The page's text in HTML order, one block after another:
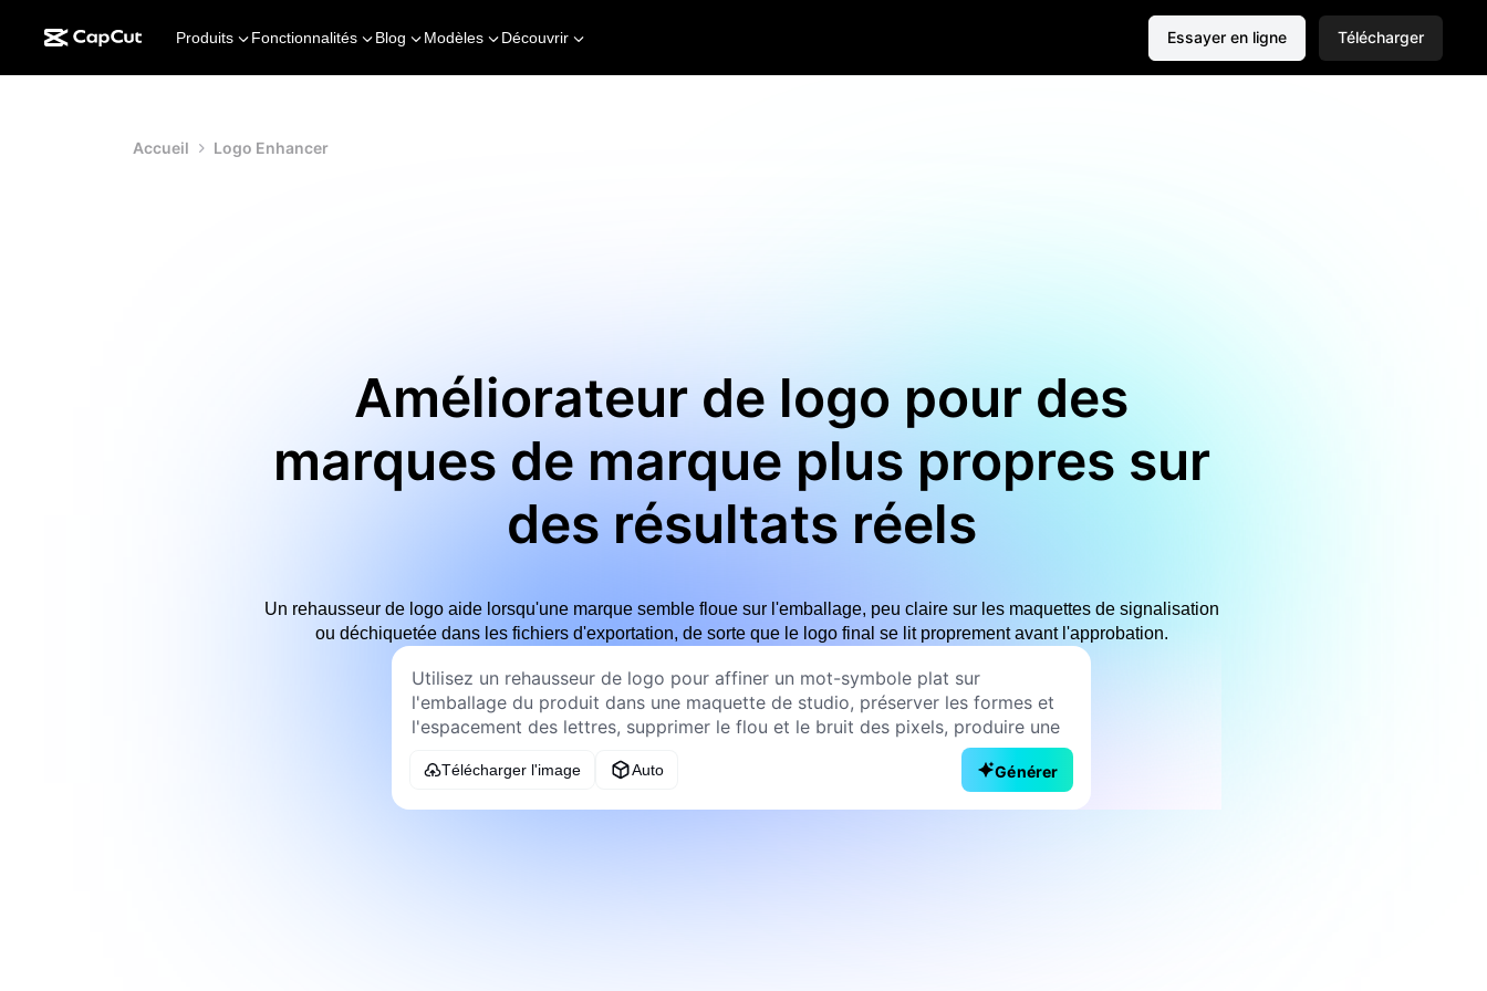
Produits Fonctionnalités Blog Modèles Découvrir Essayer en ligne Télécharger
Accueil Logo Enhancer
Améliorateur de logo pour des
marques de marque plus propres sur
des résultats réels
Un rehausseur de logo aide lorsqu'une marque semble floue sur l'emballage, peu claire sur les maquettes de signalisation
ou déchiquetée dans les fichiers d'exportation, de sorte que le logo final se lit proprement avant l'approbation.
Télécharger l'image Auto Générer